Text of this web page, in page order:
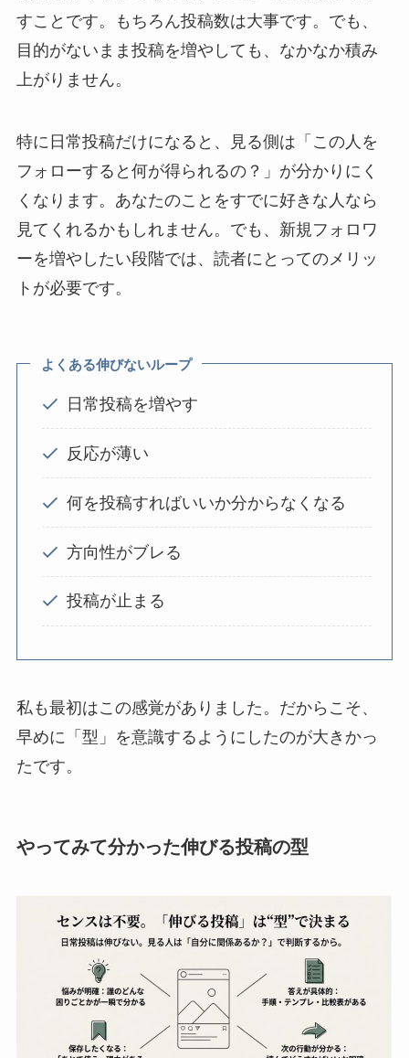
すことです。もちろん投稿数は大事です。でも、
目的がないまま投稿を増やしても、なかなか積み
上がりません。
特に日常投稿だけになると、見る側は「この人を
フォローすると何が得られるの？」が分かりにく
くなります。あなたのことをすでに好きな人なら
見てくれるかもしれません。でも、新規フォロワ
ーを増やしたい段階では、読者にとってのメリッ
トが必要です。
よくある伸びないループ
日常投稿を増やす
反応が薄い
何を投稿すればいいか分からなくなる
方向性がブレる
投稿が止まる
私も最初はこの感覚がありました。だからこそ、
早めに「型」を意識するようにしたのが大きかっ
たです。
やってみて分かった伸びる投稿の型